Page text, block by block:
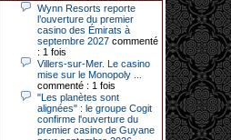
14-04-2026|
Dimanche 12 avril 2026, cette date
restera gravée dans la mémoire de
ce joueur du casino de Saint-Quay-
Portrieux (Côtes-d’Armor).
Ce quinquagénaire, habitant Plouha
mais souhaitant garder l’anonymat,
a eu l’énorme surprise de décrocher
un jackpot record de 82 426 €.
Wynn Resorts reporte
l’ouverture du premier
casino des Émirats à
septembre 2027 commenté
: 1 fois
Villers-sur-Mer. Le casino
mise sur le Monopoly ...
commenté : 1 fois
"Les planètes sont
alignées" : le groupe Cogit
confirme l'ouverture du
premier casino de Guyane